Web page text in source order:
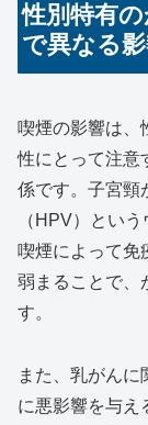
性別特有
で異なる
喫煙の影響は、
性にとって注意
係です。子宮頸
（HPV）とい
喫煙によって免
弱まることで、
す。
また、乳がんに
に悪影響を与え